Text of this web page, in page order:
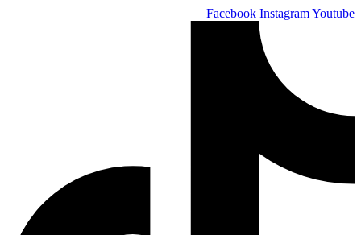
Skip
Facebook InstagramYoutube